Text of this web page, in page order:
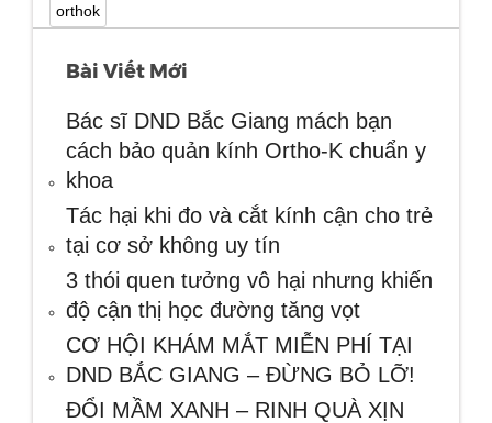
orthok
Bài Viết Mới
Bác sĩ DND Bắc Giang mách bạn
cách bảo quản kính Ortho-K chuẩn y
khoa
Tác hại khi đo và cắt kính cận cho trẻ
tại cơ sở không uy tín
3 thói quen tưởng vô hại nhưng khiến
độ cận thị học đường tăng vọt
CƠ HỘI KHÁM MẮT MIỄN PHÍ TẠI
DND BẮC GIANG – ĐỪNG BỎ LỠ!
ĐỔI MẦM XANH – RINH QUÀ XỊN